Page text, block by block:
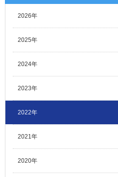
2026年
2025年
2024年
2023年
2022年
2021年
2020年